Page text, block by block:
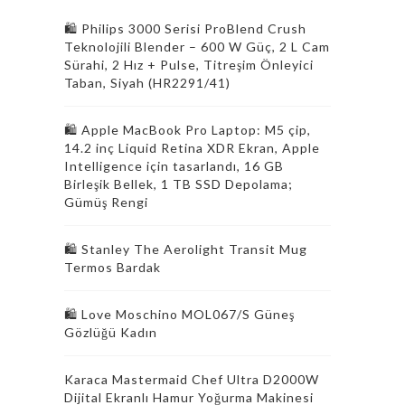
🛍 Philips 3000 Serisi ProBlend Crush
Teknolojili Blender – 600 W Güç, 2 L Cam
Sürahi, 2 Hız + Pulse, Titreşim Önleyici
Taban, Siyah (HR2291/41)
🛍 Apple MacBook Pro Laptop: M5 çip,
14.2 inç Liquid Retina XDR Ekran, Apple
Intelligence için tasarlandı, 16 GB
Birleşik Bellek, 1 TB SSD Depolama;
Gümüş Rengi
🛍 Stanley The Aerolight Transit Mug
Termos Bardak
🛍 Love Moschino MOL067/S Güneş
Gözlüğü Kadın
Karaca Mastermaid Chef Ultra D2000W
Dijital Ekranlı Hamur Yoğurma Makinesi